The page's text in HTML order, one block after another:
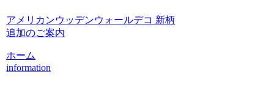
アメリカンウッデンウォールデコ 新柄
追加のご案内
ホーム
information